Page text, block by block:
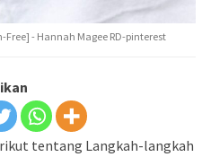
- Hannah Magee RD-pinterest
tentang Langkah-langkah